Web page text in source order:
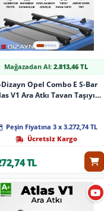
Mağazadan Al:2.813,46 TL
Dizayn Opel Combo E S-Bar
V1 Ara Atkı Tavan Taşıyıcı
Peşin Fiyatına 3 x 3.272,74 TL
Ücretsiz Kargo
TL